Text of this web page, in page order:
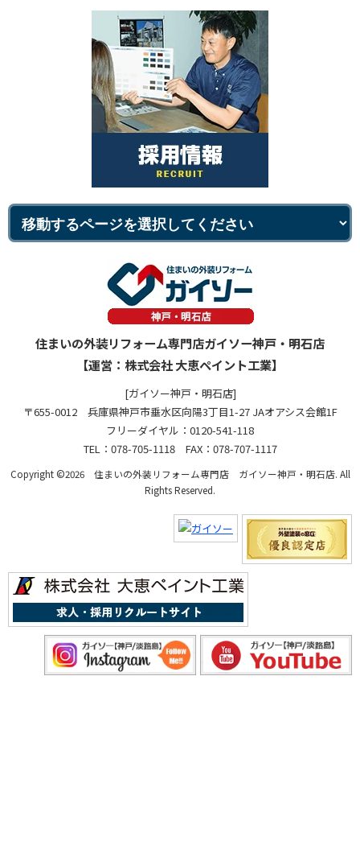
住まいの外装リフォーム専門店ガイソー神戸・明石店
【運営：株式会社 大恵ペイント工業】
[ガイソー神戸・明石店]
〒655-0012 兵庫県神戸市垂水区向陽3丁目1-27 JAオアシス会館1F
フリーダイヤル：0120-541-118
TEL：078-705-1118 FAX：078-707-1117
Copyright ©2026 住まいの外装リフォーム専門店 ガイソー神戸・明石店. All
Rights Reserved.